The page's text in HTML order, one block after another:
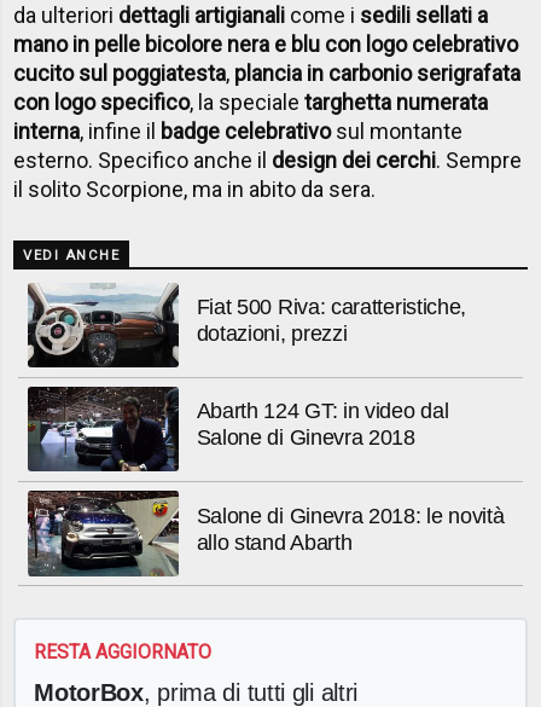
da ulteriori dettagli artigianali come i sedili sellati a
mano in pelle bicolore nera e blu con logo celebrativo
cucito sul poggiatesta, plancia in carbonio serigrafata
con logo specifico, la specialetarghetta numerata
interna, infine il badge celebrativosul montante
esterno. Specifico anche il design dei cerchi. Sempre
il solito Scorpione, ma in abito da sera.
VEDI ANCHE
Fiat 500 Riva: caratteristiche,
dotazioni, prezzi
Abarth 124 GT: in video dal
Salone di Ginevra 2018
Salone di Ginevra 2018: le novità
allo stand Abarth
RESTA AGGIORNATO
MotorBox, prima di tutti gli altri